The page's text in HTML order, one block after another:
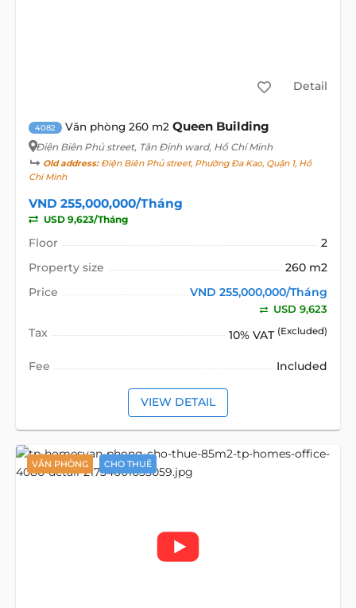
Detail
4082 Văn phòng 260 m2 Queen Building
Điện Biên Phủ street, Tân Định ward, Hồ Chí Minh
Old address:Điện Biên Phủ street, Phường Đa Kao, Quận 1, Hồ
Chí Minh
VND 255,000,000/Tháng
USD 9,623/Tháng
Floor
2
Property size
260 m2
Price
VND 255,000,000/Tháng
USD 9,623
Tax 10% VAT (Excluded)
Fee Included
VIEW DETAIL
VĂN PHÒNG CHO THUÊ